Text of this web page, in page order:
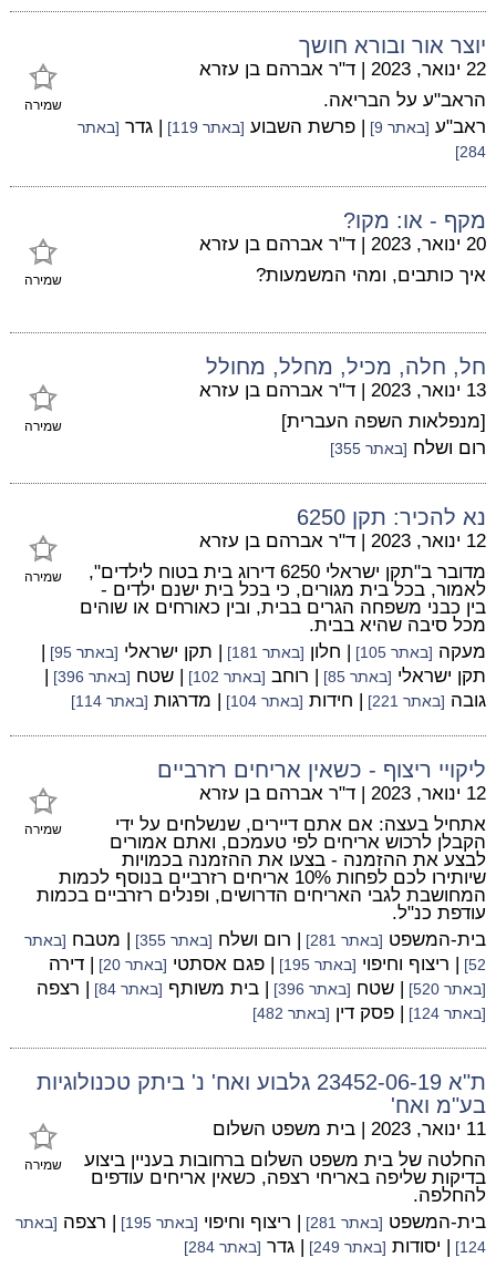
יוצר אור ובורא חושך
שמירה
22 ינואר, 2023 | ד"ר אברהם בן עזרא
הראב"ע על הבריאה.
ראב"ע [באתר 9] | פרשת השבוע [באתר 119] | גדר [באתר
284]
מקף - או: מקו?
שמירה
20 ינואר, 2023 | ד"ר אברהם בן עזרא
איך כותבים, ומהי המשמעות?
חל, חלה, מכיל, מחלל, מחולל
שמירה
13 ינואר, 2023 | ד"ר אברהם בן עזרא
[מנפלאות השפה העברית]
רום ושלח [באתר 355]
נא להכיר: תקן 6250
שמירה
12 ינואר, 2023 | ד"ר אברהם בן עזרא
מדובר ב"תקן ישראלי 6250 דירוג בית בטוח לילדים",
לאמור, בכל בית מגורים, כי בכל בית ישנם ילדים -
בין כבני משפחה הגרים בבית, ובין כאורחים או שוהים
מכל סיבה שהיא בבית.
מעקה [באתר 105] | חלון [באתר 181] | תקן ישראלי [באתר 95]
|
תקן ישראלי [באתר 85] | רוחב [באתר 102] | שטח [באתר 396]
|
גובה [באתר 221] | חידות [באתר 104] | מדרגות [באתר 114]
ליקויי ריצוף - כשאין אריחים רזרביים
שמירה
12 ינואר, 2023 | ד"ר אברהם בן עזרא
אתחיל בעצה: אם אתם דיירים, שנשלחים על ידי
הקבלן לרכוש אריחים לפי טעמכם, ואתם אמורים
לבצע את ההזמנה - בצעו את ההזמנה בכמויות
שיותירו לכם לפחות 10% אריחים רזרביים בנוסף לכמות
המחושבת לגבי האריחים הדרושים, ופנלים רזרביים בכמות
עודפת כנ"ל.
בית-המשפט [באתר 281] | רום ושלח [באתר 355] | מטבח [באתר
52]
| ריצוף וחיפוי [באתר 195] | פגם אסתטי [באתר 20] | דירה
[באתר 520] | שטח [באתר 396] | בית משותף [באתר 84] | רצפה
[באתר 124] | פסק דין [באתר 482]
ת"א 23452-06-19 גלבוע ואח' נ' ביתק טכנולוגיות
בע"מ ואח'
שמירה
11 ינואר, 2023 | בית משפט השלום
החלטה של בית משפט השלום ברחובות בעניין ביצוע
בדיקות שליפה באריחי רצפה, כשאין אריחים עודפים
להחלפה.
בית-המשפט [באתר 281] | ריצוף וחיפוי [באתר 195] | רצפה [באתר
124]
| יסודות [באתר 249] | גדר [באתר 284]